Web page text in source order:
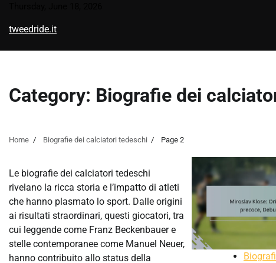
content
tweedride.it
Category: Biografie dei
Home Biografie dei calciatori tedeschi Page 2
Le biografie dei calciatori tedeschi
rivelano la ricca storia e l’impatto di atleti
che hanno plasmato lo sport. Dalle origini
ai risultati straordinari, questi giocatori, tra
cui leggende come Franz Beckenbauer e
stelle contemporanee come Manuel Neuer,
hanno contribuito allo status della